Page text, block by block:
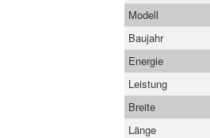
Modell
Baujahr
Energie
Leistung
Breite
Länge